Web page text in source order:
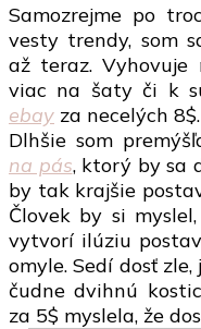
Samozrejme po
vesty trendy, som
až teraz.
viac na šaty či k
ebay za necelých 8$.
Dlhšie som
na pás, ktorý by sa
by tak krajšie
Človek by si
vytvorí ilúziu
omyle. Sedí dosť
čudne dvihnú
za 5$ myslela, že